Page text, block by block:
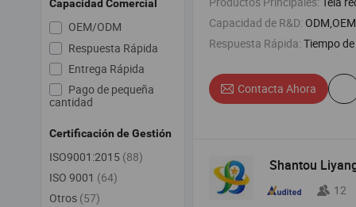
Capacidad de R&D: ODM,OEM
Respuesta Rápida: Tiempo de
Contacta Ahora
Shantou
12
Capacidad Comercial
OEM/ODM
Respuesta Rápida
Entrega Rápida
Pago de pequeña
cantidad
Certificación de Gestión
ISO9001:2015 (88)
ISO 9001 (64)
Otros (57)